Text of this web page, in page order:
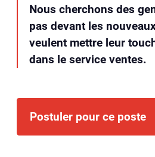
Nous cherchons des
pas devant les
veulent mettre leur
dans le service ventes.
Postuler pour ce poste